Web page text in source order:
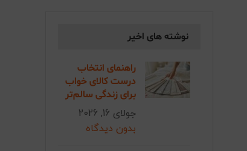
نوشته های اخیر
راهنمای انتخاب
درست کالای خواب
برای زندگی سالم‌تر
جولای 16, 2026
بدون دیدگاه